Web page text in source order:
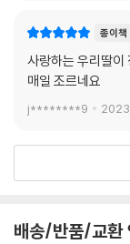
종이책
사랑하는 우리딸이
매일 조르네요
j********9
배송/반품/교환